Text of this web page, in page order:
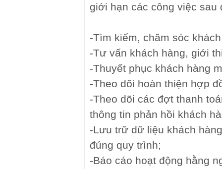
giới hạn các công việc sau
-Tìm kiếm, chăm sóc
-Tư vấn khách hàng, giới
-Thuyết phục khách hàng
-Theo dõi hoàn thiện hợp
-Theo dõi các đợt thanh
thông tin phản hồi khách
-Lưu trữ dữ liệu khách
đúng quy trình;
-Báo cáo hoạt động hằng